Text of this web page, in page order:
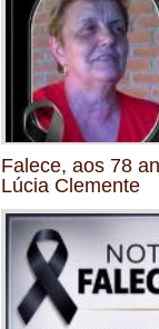
Falece, aos 78
Lúcia Clemente